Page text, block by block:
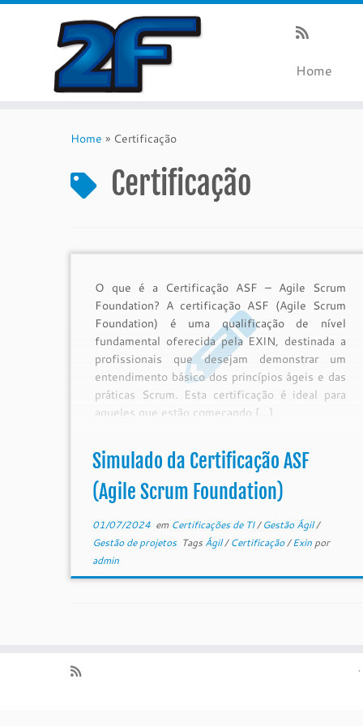
Home
Home » Certificação
Certificação
O que é a Certificação ASF – Agile Scrum
Foundation? A certificação ASF (Agile Scrum
Foundation) é uma qualificação de nível
fundamental oferecida pela EXIN, destinada a
profissionais que desejam demonstrar um
entendimento básico dos princípios ágeis e das
práticas Scrum. Esta certificação é ideal para
aqueles que estão começando […]
Simulado da Certificação ASF
(Agile Scrum Foundation)
01/07/2024em Certificações de TI/Gestão Ágil/
Gestão de projetos Tags Ágil/Certificação/Exin por
admin
·